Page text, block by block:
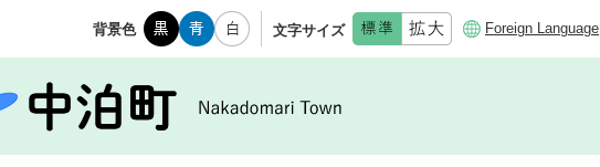
背景色 文字サイズ Foreign Language